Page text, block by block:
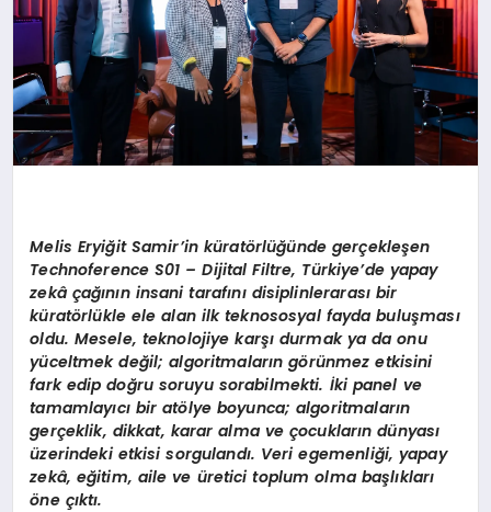
Melis Eryiğit Samir’in küratörlüğünde gerçekleşen
Technoference S01 – Dijital Filtre, Türkiye’de yapay
zekâ çağının insani tarafını disiplinlerarası bir
küratörlükle ele alan ilk teknososyal fayda buluşması
oldu. Mesele, teknolojiye karşı durmak ya da onu
yüceltmek değil; algoritmaların görünmez etkisini
fark edip doğru soruyu sorabilmekti. İki panel ve
tamamlayıcı bir atölye boyunca; algoritmaların
gerçeklik, dikkat, karar alma ve çocukların dünyası
üzerindeki etkisi sorgulandı. Veri egemenliği, yapay
zekâ, eğitim, aile ve üretici toplum olma başlıkları
öne çıktı.